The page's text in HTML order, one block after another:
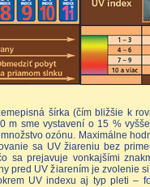
šírka (čím bližšie k
m sme vystavení o 15 %
ozónu. Maximálne
sa UV žiareniu bez
sa prejavuje vonkajšími
pred UV žiarením je zvolenie
UV indexu aj typ pleti –